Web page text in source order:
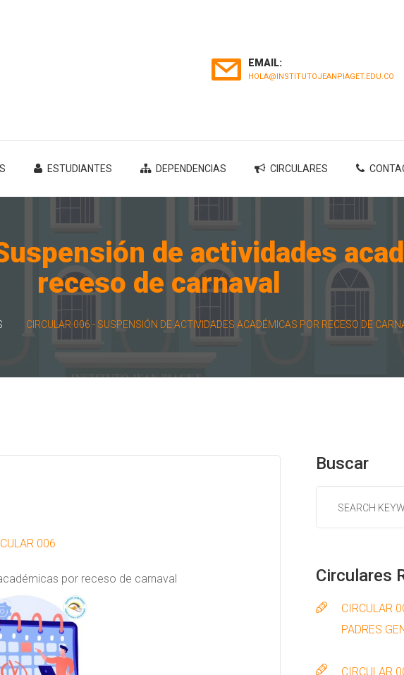
EMAIL:
HOLA@INSTITUTOJEANPIAGET.EDU.CO
ESTUDIANTES DEPENDENCIAS CIRCULARES
de actividades
receso de carnaval
CIRCULAR 006 - SUSPENSIÓN DE ACTIVIDADES ACADÉMICAS POR RECESO DE
006
por receso de carnaval
Buscar
Circulares
CIRCULAR
PADRES
CIRCULAR